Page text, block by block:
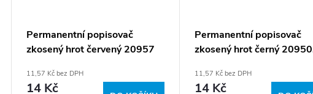
Permanentní popisovač
zkosený hrot červený 20957
11,57 Kč bez DPH
14 Kč
Permanentní popisovač
zkosený hrot černý
11,57 Kč bez DPH
14 Kč